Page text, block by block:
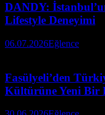
DANDY:
Lifestyle Deneyimi
06.07.2026Eğlence
Fasülyeli’den
Kültürüne Yeni Bir